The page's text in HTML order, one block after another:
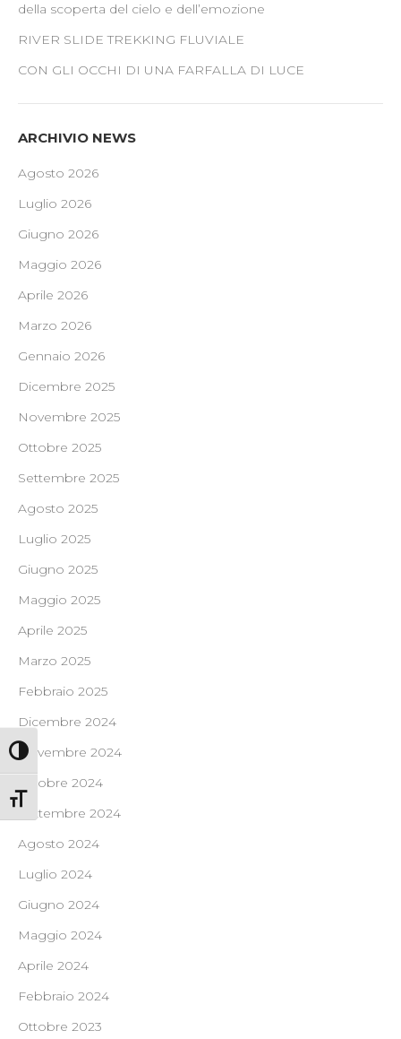
Attiva/disattiva alto contrasto
Attiva/disattiva dimensione testo
della scoperta del cielo e dell’emozione
RIVER SLIDE TREKKING FLUVIALE
CON GLI OCCHI DI UNA FARFALLA DI LUCE
ARCHIVIO NEWS
Agosto 2026
Luglio 2026
Giugno 2026
Maggio 2026
Aprile 2026
Marzo 2026
Gennaio 2026
Dicembre 2025
Novembre 2025
Ottobre 2025
Settembre 2025
Agosto 2025
Luglio 2025
Giugno 2025
Maggio 2025
Aprile 2025
Marzo 2025
Febbraio 2025
Dicembre 2024
Novembre 2024
Ottobre 2024
Settembre 2024
Agosto 2024
Luglio 2024
Giugno 2024
Maggio 2024
Aprile 2024
Febbraio 2024
Ottobre 2023